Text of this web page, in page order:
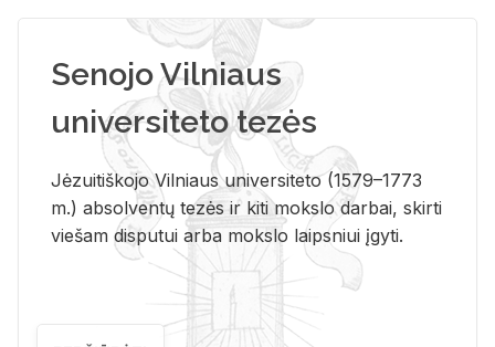
Senojo Vilniaus
universiteto tezės
Jėzuitiškojo Vilniaus universiteto (1579–1773
m.) absolventų tezės ir kiti mokslo darbai, skirti
viešam disputui arba mokslo laipsniui įgyti.